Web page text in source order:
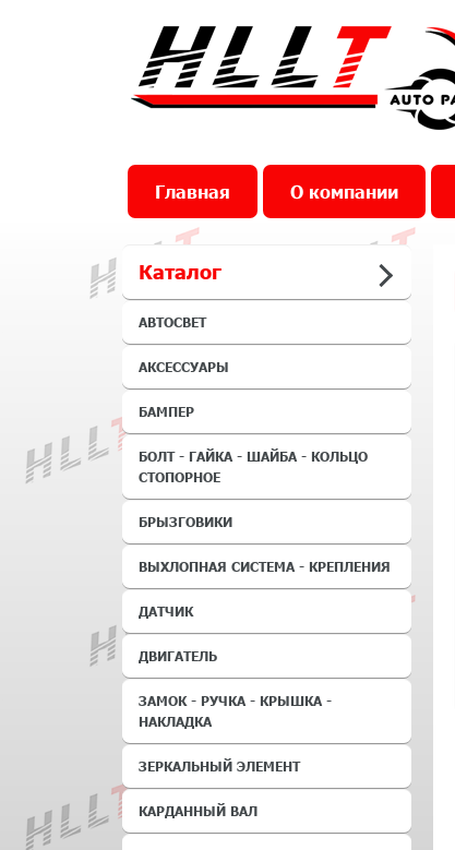
Главная О компании
Каталог
АВТОСВЕТ
АКСЕССУАРЫ
БАМПЕР
БОЛТ - ГАЙКА - ШАЙБА - КОЛЬЦО
СТОПОРНОЕ
БРЫЗГОВИКИ
ВЫХЛОПНАЯ СИСТЕМА - КРЕПЛЕНИЯ
ДАТЧИК
ДВИГАТЕЛЬ
ЗАМОК - РУЧКА - КРЫШКА -
НАКЛАДКА
ЗЕРКАЛЬНЫЙ ЭЛЕМЕНТ
КАРДАННЫЙ ВАЛ